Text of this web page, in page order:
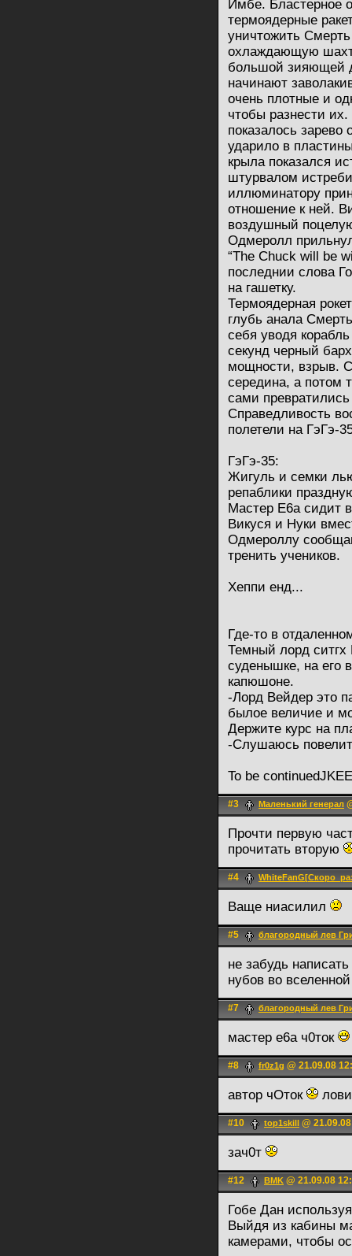
Имбе. Бластерное
термоядерные
уничтожить
охлаждающую
большой зияющей
начинают
очень плотные и
чтобы разнести
показалось
ударило в
крыла показался
штурвалом
иллюминатору
отношение к ней.
воздушный
Одмеролл
“The Chuck will be
последнии слова
на гашетку.
Термоядерная
глубь анала
себя уводя
секунд черный
мощности, взрыв.
середина, а потом
сами
Справедливость
полетели на ГэГэ-
ГэГэ-35:
Жигуль и семки
репаблики
Мастер Е6а сидит
Викуся и Нуки
Одмероллу
тренить учеников.
Хеппи енд...
Где-то в
Темный лорд ситгх
суденышке, на его
капюшоне.
-Лорд Вейдер это
былое величие и
Держите курс на
-Слушаюсь
To be
#3 Маленький генерал
Прочти первую
прочитать вторую
#4
Ваще ниасилил
#5 благородный лев
не забудь
нубов во
#7 благородный лев
мастер е6а ч0ток
#8 fr0z1g @ 21.09.08
автор чОток
#10 top1skill @
зач0т
#12 BMK @ 21.09.08
Гобе Дан
Выйдя из кабины
камерами, чтобы